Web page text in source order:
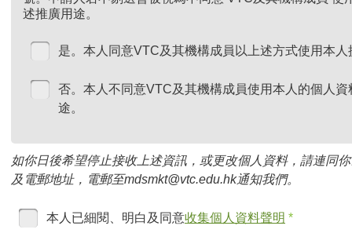
述推廣用途。
是。本人同意VTC及其機構成員以上述方式使用本
否。本人不同意VTC及其機構成員使用本人的個人
途。
如你日後希望停止接收上述資訊，或更改個人資料，請連同
及電郵地址，電郵至mdsmkt@vtc.edu.hk通知我們。
本人已細閱、明白及同意收集個人資料聲明 *